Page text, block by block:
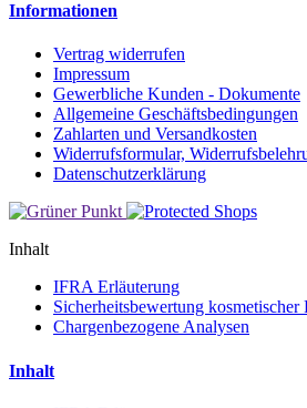
Informationen
Vertrag widerrufen
Impressum
Gewerbliche Kunden - Dokumente
Allgemeine Geschäftsbedingungen
Zahlarten und Versandkosten
Widerrufsformular,
Datenschutzerklärung
Inhalt
IFRA Erläuterung
Sicherheitsbewertung kosmetischer
Chargenbezogene Analysen
Inhalt